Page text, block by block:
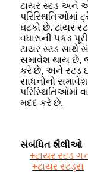
ટાયર સ્ટડ અને
પરિસ્થિતિઓમાં
ઘટકો છે. ટાયર
વધારાની પકડ
ટાયર સ્ટડ સાથે
સમાવેશ થાય છે,
કરે છે, અને સ્ટડ
સાધનોનો
પરિસ્થિતિઓમાં
મદદ કરે છે.
સંબંધિત શૈલીઓ
+ટાયર સ્ટડ
+ટાયર સ્ટડ્સ